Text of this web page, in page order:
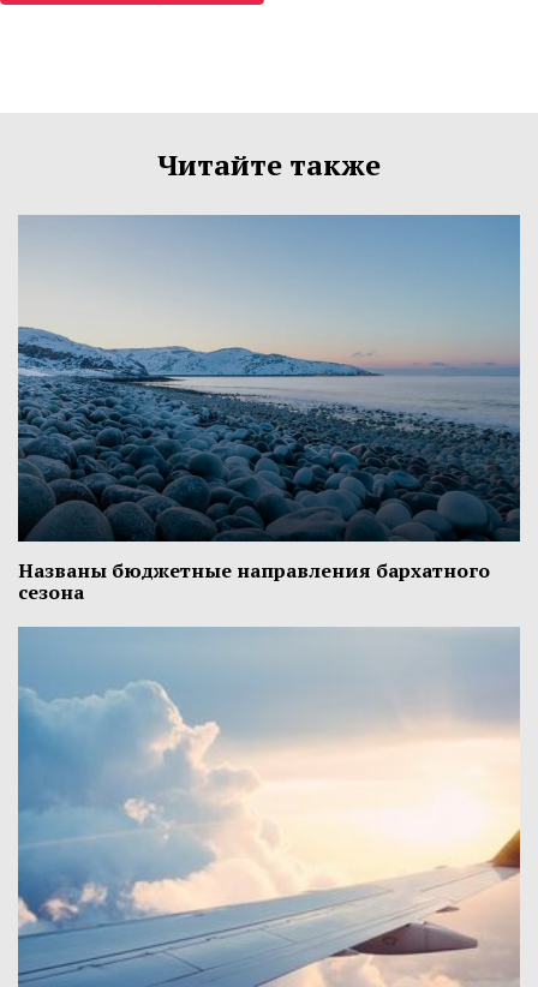
Читайте также
Названы бюджетные направления бархатного
сезона